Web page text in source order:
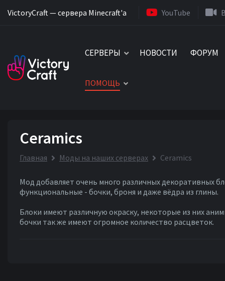
VictoryCraft — сервера Minecraft'a YouTube
СЕРВЕРЫ НОВОСТИ ФОРУМ
ПОМОЩЬ
Ceramics
Главная Моды на наших серверах Ceramics
Мод добавляет очень много различных декоративных
функциональные - бочки, броня и даже вёдра из глины.
Блоки имеют различную окраску, некоторые из них
бочки так же имеют огромное количество расцветок.